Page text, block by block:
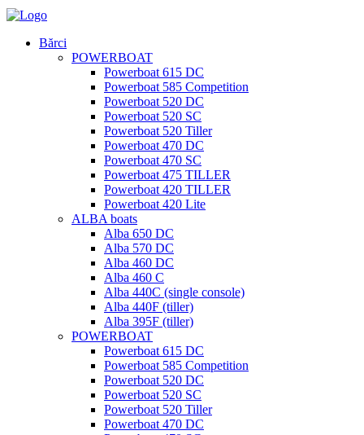
Bărci
POWERBOAT
Powerboat 615 DC
Powerboat 585 Competition
Powerboat 520 DC
Powerboat 520 SC
Powerboat 520 Tiller
Powerboat 470 DC
Powerboat 470 SC
Powerboat 475 TILLER
Powerboat 420 TILLER
Powerboat 420 Lite
ALBA boats
Alba 650 DC
Alba 570 DC
Alba 460 DC
Alba 460 C
Alba 440C (single console)
Alba 440F (tiller)
Alba 395F (tiller)
POWERBOAT
Powerboat 615 DC
Powerboat 585 Competition
Powerboat 520 DC
Powerboat 520 SC
Powerboat 520 Tiller
Powerboat 470 DC